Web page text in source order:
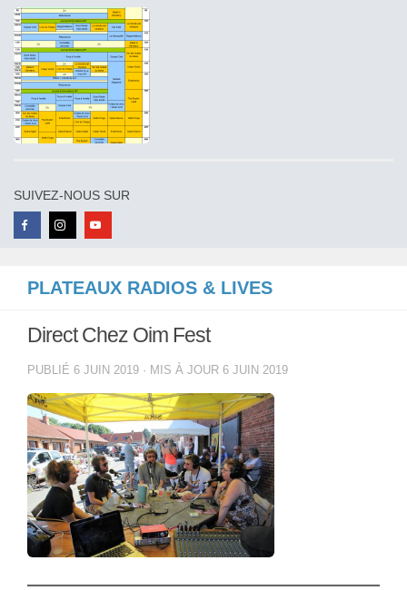
PLATEAUX RADIOS & LIVES
Direct Chez Oim Fest
PUBLIÉ 6 JUIN 2019 · MIS À JOUR 6 JUIN 2019
SUIVEZ-NOUS SUR